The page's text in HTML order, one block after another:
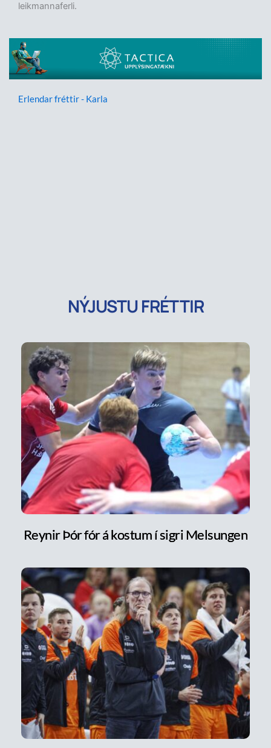
leikmannaferli.
Erlendar fréttir - Karla
NÝJUSTU FRÉTTIR
Reynir Þór fór á kostum í sigri Melsungen